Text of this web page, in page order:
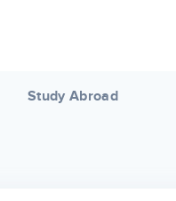
Study Abroad